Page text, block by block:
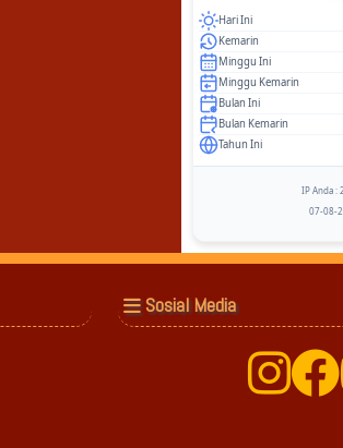
Hari Ini
Kemarin
Minggu Ini
Minggu Kemarin
Bulan Ini
Bulan Kemarin
Tahun Ini
IP Anda :
07-08-
Sosial Media